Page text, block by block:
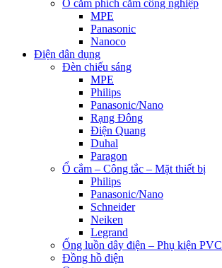
Ổ cắm phích cắm công nghiệp
MPE
Panasonic
Nanoco
Điện dân dụng
Đèn chiếu sáng
MPE
Philips
Panasonic/Nano
Rạng Đông
Điện Quang
Duhal
Paragon
Ổ cắm – Công tắc – Mặt thiết bị
Philips
Panasonic/Nano
Schneider
Neiken
Legrand
Ống luồn dây điện – Phụ kiện PVC
Đồng hồ điện